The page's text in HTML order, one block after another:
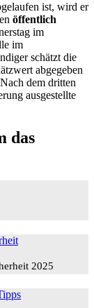
ist, wird er
öffentlich
im
im
schätzt die
abgegeben
dem dritten
ausgestellte
das
2025